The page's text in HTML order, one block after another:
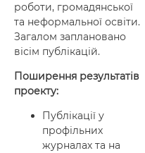
роботи, громадянської
та неформальної освіти.
Загалом заплановано
вісім публікацій.
Поширення результатів
проекту:
Публікації у
профільних
журналах та на